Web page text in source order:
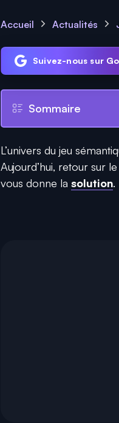
Accueil Actualités
Suivez-nous sur
Sommaire
L’univers du jeu
Aujourd’hui, retour sur
vous donne la solution.